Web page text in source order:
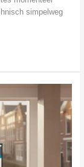
simpelweg